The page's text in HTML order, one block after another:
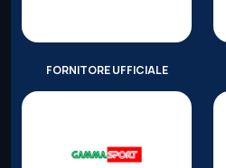
FORNITORE UFFICIALE